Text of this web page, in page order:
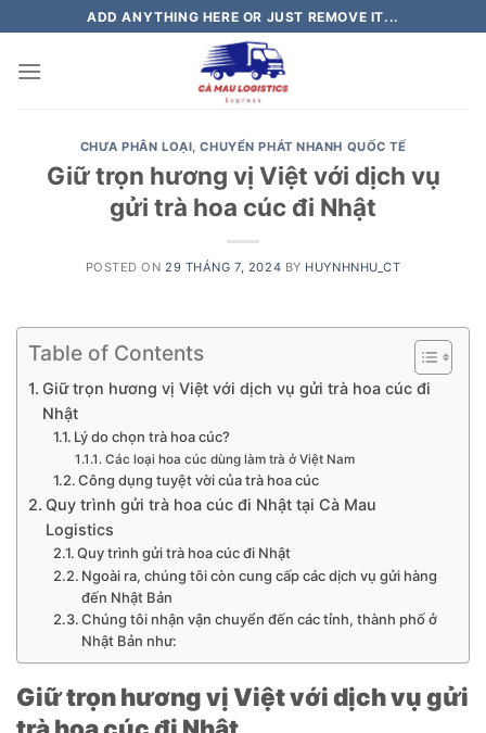
to
content
ADD ANYTHING HERE OR JUST REMOVE IT...
CHƯA PHÂN LOẠI,CHUYỂN PHÁT NHANH QUỐC TẾ
Giữ trọn hương vị Việt với dịch vụ
gửi trà hoa cúc đi Nhật
POSTED ON 29 THÁNG 7, 2024 BY HUYNHNHU_CT
Table of Contents
Giữ trọn hương vị Việt với dịch vụ gửi trà hoa cúc đi
Nhật
Lý do chọn trà hoa cúc?
Các loại hoa cúc dùng làm trà ở Việt Nam
Công dụng tuyệt vời của trà hoa cúc
Quy trình gửi trà hoa cúc đi Nhật tại Cà Mau
Logistics
Quy trình gửi trà hoa cúc đi Nhật
Ngoài ra, chúng tôi còn cung cấp các dịch vụ gửi hàng
đến Nhật Bản
Chúng tôi nhận vận chuyển đến các tỉnh, thành phố ở
Nhật Bản như:
Giữ trọn hương vị Việt với dịch vụ gửi